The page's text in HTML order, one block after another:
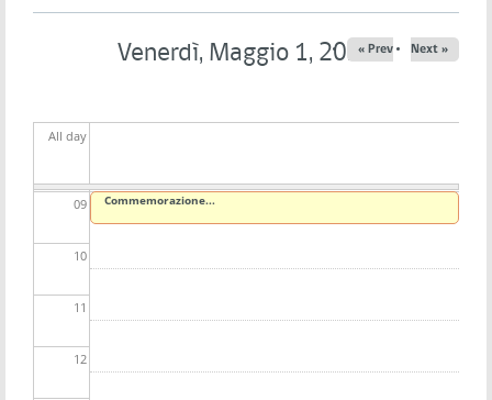
Venerdì, Maggio 1, 2026« Prev Next »
All day
09
10
11
12
Commemorazione...